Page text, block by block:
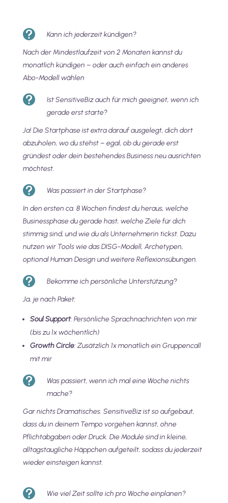
 Kann ich jederzeit kündigen?
Nach der Mindestlaufzeit von 2 Monaten kannst du
monatlich kündigen – oder auch einfach ein anderes
Abo-Modell wählen

Ist SensitiveBiz auch für mich geeignet, wenn ich
gerade erst starte?
Ja! Die Startphase ist extra darauf ausgelegt, dich dort
abzuholen, wo du stehst – egal, ob du gerade erst
gründest oder dein bestehendes Business neu ausrichten
möchtest.
 Was passiert in der Startphase?
In den ersten ca. 8 Wochen findest du heraus, welche
Businessphase du gerade hast, welche Ziele für dich
stimmig sind, und wie du als Unternehmerin tickst. Dazu
nutzen wir Tools wie das DISG-Modell, Archetypen,
optional Human Design und weitere Reflexionsübungen.
 Bekomme ich persönliche Unterstützung?
Ja, je nach Paket:
Soul Support: Persönliche Sprachnachrichten von mir
(bis zu 1x wöchentlich)
Growth Circle: Zusätzlich 1x monatlich ein Gruppencall
mit mir

Was passiert, wenn ich mal eine Woche nichts
mache?
Gar nichts Dramatisches. SensitiveBiz ist so aufgebaut,
dass du in deinem Tempo vorgehen kannst, ohne
Pflichtabgaben oder Druck. Die Module sind in kleine,
alltagstaugliche Häppchen aufgeteilt, sodass du jederzeit
wieder einsteigen kannst.
 Wie viel Zeit sollte ich pro Woche einplanen?